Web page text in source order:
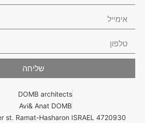
שליחה
DOMB architects
Avi& Anat DOMB
st. Ramat-Hasharon ISRAEL 4720930